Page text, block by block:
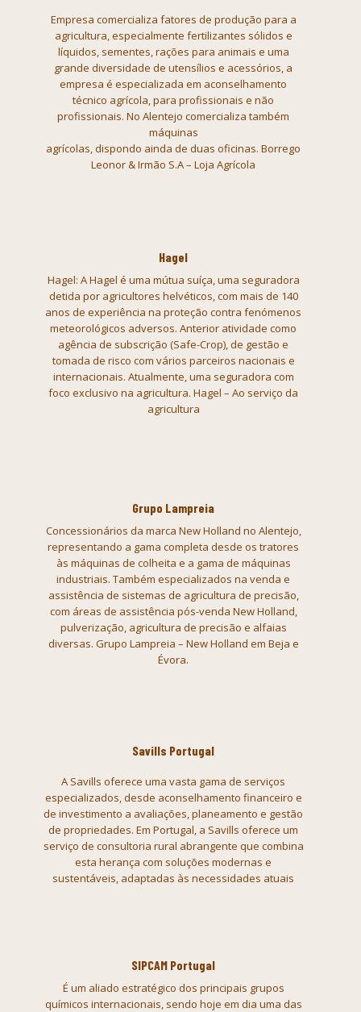
Empresa comercializa fatores de produção para a
agricultura, especialmente fertilizantes sólidos e
líquidos, sementes,rações para animais e uma
grande diversidade de utensílios e acessórios, a
empresa é especializada em aconselhamento
técnico agrícola, para profissionais e não
profissionais. No Alentejo comercializa também
máquinas
agrícolas, dispondo ainda de duas oficinas. Borrego
Leonor& Irmão S.A – Loja Agrícola
Hagel
Hagel: A Hagel é uma mútua suíça, uma seguradora
detida por agricultores helvéticos, com mais de 140
anos de experiência na proteção contra fenómenos
meteorológicos adversos. Anterior atividade como
agência de subscrição (Safe-Crop), de gestão e
tomada de risco com vários parceiros nacionais e
internacionais. Atualmente, uma seguradora com
foco exclusivo na agricultura. Hagel – Ao serviço da
agricultura
Grupo Lampreia
Concessionários da marca New Holland no Alentejo,
representando a gama completa desde os tratores
às máquinas de colheita e a gama de máquinas
industriais. Também especializados na venda e
assistência de sistemas de agricultura de precisão,
com áreas de assistência pós-venda New Holland,
pulverização, agricultura de precisão e alfaias
diversas. Grupo Lampreia – New Holland em Beja e
Évora.
Savills Portugal
A Savills oferece uma vasta gama de serviços
especializados, desde aconselhamento financeiro e
de investimento a avaliações, planeamento e gestão
de propriedades. Em Portugal, a Savills oferece um
serviço de consultoria rural abrangente que combina
esta herança com soluções modernas e
sustentáveis, adaptadas às necessidades atuais
SIPCAM Portugal
É um aliado estratégico dos principais grupos
químicos internacionais, sendo hoje em dia uma das